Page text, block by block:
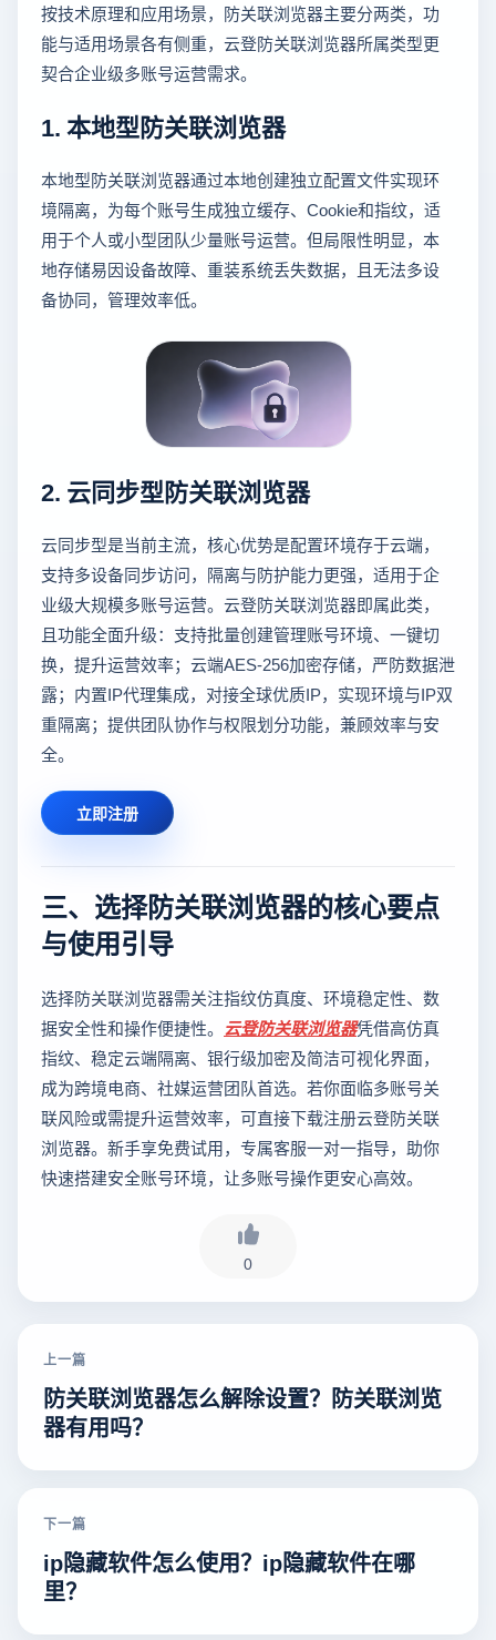
按技术原理和应用场景，防关联浏览器主要分两类，功
能与适用场景各有侧重，云登防关联浏览器所属类型更
契合企业级多账号运营需求。
1. 本地型防关联浏览器
本地型防关联浏览器通过本地创建独立配置文件实现环
境隔离，为每个账号生成独立缓存、Cookie和指纹，适
用于个人或小型团队少量账号运营。但局限性明显，本
地存储易因设备故障、重装系统丢失数据，且无法多设
备协同，管理效率低。
2. 云同步型防关联浏览器
云同步型是当前主流，核心优势是配置环境存于云端，
支持多设备同步访问，隔离与防护能力更强，适用于企
业级大规模多账号运营。云登防关联浏览器即属此类，
且功能全面升级：支持批量创建管理账号环境、一键切
换，提升运营效率；云端AES-256加密存储，严防数据泄
露；内置IP代理集成，对接全球优质IP，实现环境与IP双
重隔离；提供团队协作与权限划分功能，兼顾效率与安
全。
立即注册
三、选择防关联浏览器的核心要点
与使用引导
选择防关联浏览器需关注指纹仿真度、环境稳定性、数
据安全性和操作便捷性。 云登防关联浏览器凭借高仿真
指纹、稳定云端隔离、银行级加密及简洁可视化界面，
成为跨境电商、社媒运营团队首选。若你面临多账号关
联风险或需提升运营效率，可直接下载注册云登防关联
浏览器。新手享免费试用，专属客服一对一指导，助你
快速搭建安全账号环境，让多账号操作更安心高效。
0
上一篇
防关联浏览器怎么解除设置？防关联浏览
器有用吗？
下一篇
ip隐藏软件怎么使用？ip隐藏软件在哪
里？